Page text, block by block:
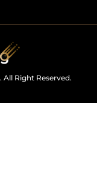
. All Right Reserved.